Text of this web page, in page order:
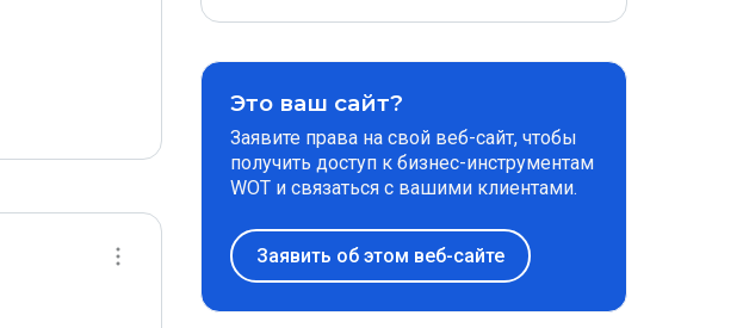
Это ваш сайт?
Заявите права на свой веб-сайт, чтобы
получить доступ к бизнес-инструментам
WOT и связаться с вашими клиентами.
Заявить об этом веб-сайте